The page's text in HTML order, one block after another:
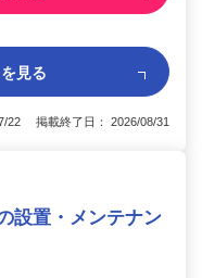
見る
22 掲載終了日： 2026/08/31
設置・メンテナン